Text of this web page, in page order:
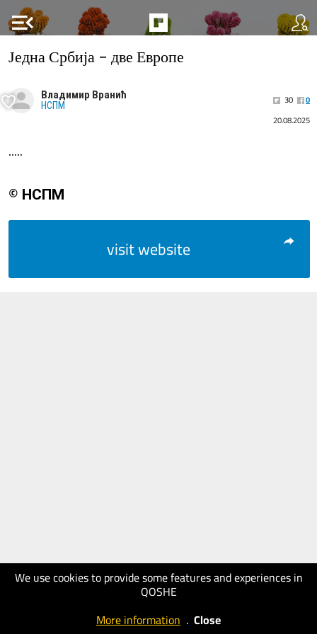
menu_open
We use cookies to provide some features and experiences in
QOSHE
More information . Close
Једна Србија - две Европе
Владимир Вранић
НСПМ 30
0
20.08.2025
.....
© НСПМ
visit website